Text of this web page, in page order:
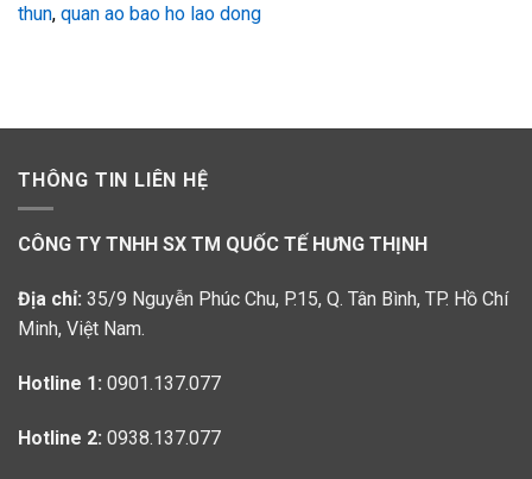
thun, quan ao bao ho lao dong
THÔNG TIN LIÊN HỆ
CÔNG TY TNHH SX TM QUỐC TẾ HƯNG THỊNH
Địa chỉ: 35/9 Nguyễn Phúc Chu, P.15, Q. Tân Bình, TP. Hồ Chí
Minh, Việt Nam.
Hotline 1: 0901.137.077
Hotline 2: 0938.137.077